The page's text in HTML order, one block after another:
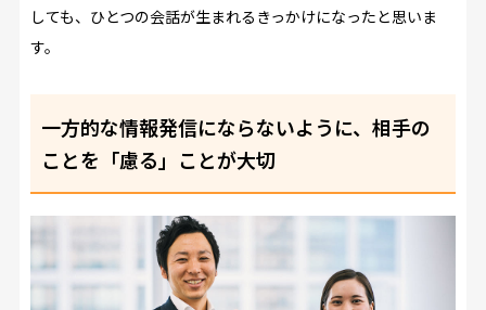
しても、ひとつの会話が生まれるきっかけになったと思いま
す。
一方的な情報発信にならないように、相手の
ことを「慮る」ことが大切